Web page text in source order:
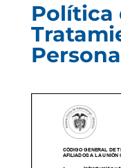
Política